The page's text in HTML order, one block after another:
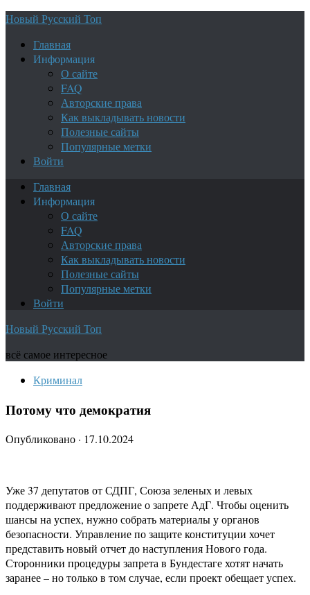
Новый Русский Топ
Главная
Информация
О сайте
FAQ
Авторские права
Как выкладывать новости
Полезные сайты
Популярные метки
Войти
Главная
Информация
О сайте
FAQ
Авторские права
Как выкладывать новости
Полезные сайты
Популярные метки
Войти
Новый Русский Топ
всё самое интересное
Криминал
Потому что демократия
Опубликовано · 17.10.2024
Уже 37 депутатов от СДПГ, Союза зеленых и левых
поддерживают предложение о запрете АдГ. Чтобы оценить
шансы на успех, нужно собрать материалы у органов
безопасности. Управление по защите конституции хочет
представить новый отчет до наступления Нового года.
Сторонники процедуры запрета в Бундестаге хотят начать
заранее – но только в том случае, если проект обещает успех.